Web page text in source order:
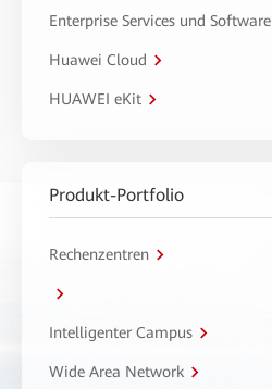
Enterprise Services und Software
Huawei Cloud
HUAWEI eKit
Produkt-Portfolio
Rechenzentren
Intelligenter Campus
Wide Area Network